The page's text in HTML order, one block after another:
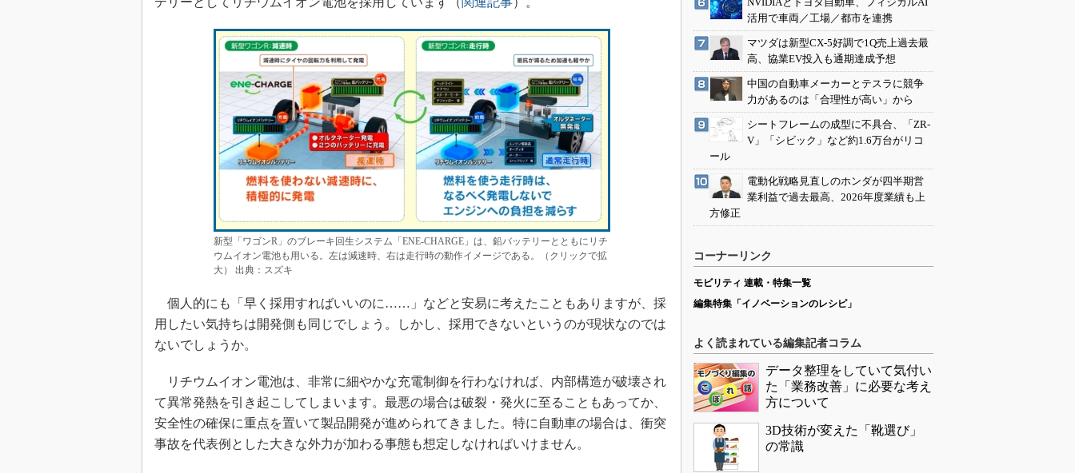
植物工場
知財マネジメント
グローバル設計・開発
制御セキュリティ
新型コロナへの対応
新型「ワゴンR」のブレーキ回生システム「ENE-CHARGE」は、鉛バッテリーとともにリチ
ウムイオン電池も用いる。左は減速時、右は走行時の動作イメージである。（クリックで拡
大） 出典：スズキ
個人的にも「早く採用すればいいのに……」などと安易に考えたこともありますが、採
用したい気持ちは開発側も同じでしょう。しかし、採用できないというのが現状なのでは
ないでしょうか。
リチウムイオン電池は、非常に細やかな充電制御を行わなければ、内部構造が破壊され
て異常発熱を引き起こしてしまいます。最悪の場合は破裂・発火に至ることもあってか、
安全性の確保に重点を置いて製品開発が進められてきました。特に自動車の場合は、衝突
事故を代表例とした大きな外力が加わる事態も想定しなければいけません。
活用で車両／工場／都市を連携
マツダは新型CX-5好調で1Q売上過去最
高、協業EV投入も通期達成予想
中国の自動車メーカーとテスラに競争
力があるのは「合理性が高い」から
シートフレームの成型に不具合、「ZR-
V」「シビック」など約1.6万台がリコ
ール
電動化戦略見直しのホンダが四半期営
業利益で過去最高、2026年度業績も上
方修正
コーナーリンク
モビリティ 連載・特集一覧
編集特集「イノベーションのレシピ」
よく読まれている編集記者コラム
データ整理をしていて気付い
た「業務改善」に必要な考え
方について
3D技術が変えた「靴選び」
の常識